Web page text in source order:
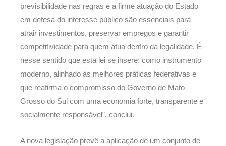
previsibilidade nas regras e a firme atuação do Estado
em defesa do interesse público são essenciais para
atrair investimentos, preservar empregos e garantir
competitividade para quem atua dentro da legalidade. É
nesse sentido que esta lei se insere: como instrumento
moderno, alinhado às melhores práticas federativas e
que reafirma o compromisso do Governo de Mato
Grosso do Sul com uma economia forte, transparente e
socialmente responsável”, conclui.
A nova legislação prevê a aplicação de um conjunto de